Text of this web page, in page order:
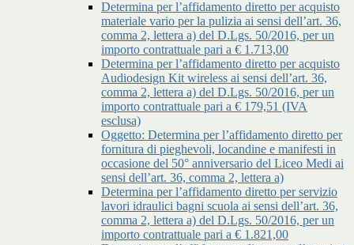
Determina per l’affidamento diretto per acquisto
materiale vario per la pulizia ai sensi dell’art. 36,
comma 2, lettera a) del D.Lgs. 50/2016, per un
importo contrattuale pari a € 1.713,00
Determina per l’affidamento diretto per acquisto
Audiodesign Kit wireless ai sensi dell’art. 36,
comma 2, lettera a) del D.Lgs. 50/2016, per un
importo contrattuale pari a € 179,51 (IVA
esclusa)
Oggetto: Determina per l’affidamento diretto per
fornitura di pieghevoli, locandine e manifesti in
occasione del 50° anniversario del Liceo Medi ai
sensi dell’art. 36, comma 2, lettera a)
Determina per l’affidamento diretto per servizio
lavori idraulici bagni scuola ai sensi dell’art. 36,
comma 2, lettera a) del D.Lgs. 50/2016, per un
importo contrattuale pari a € 1.821,00